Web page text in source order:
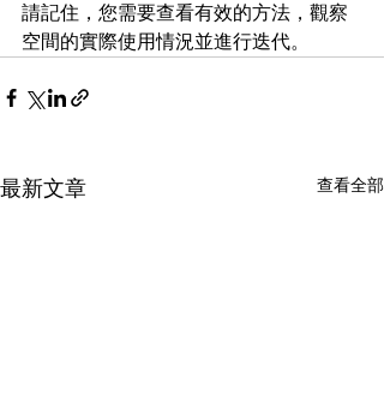
請記住，您需要查看有效的方法，觀察
空間的實際使用情況並進行迭代。
最新文章 查看全部